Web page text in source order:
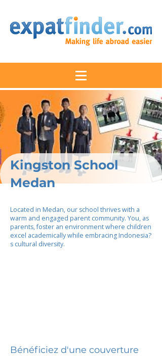
Kingston School
Medan
Located in Medan, our school thrives with a
warm and engaged parent community. You, as
parents, foster an environment where children
excel academically while embracing Indonesia?
s cultural diversity.
Bénéficiez d'une couverture